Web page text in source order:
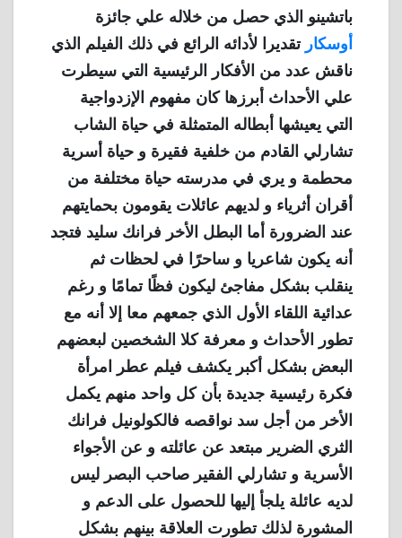
باتشينو الذي حصل من خلاله علي جائزة
أوسكار تقديرا لأدائه الرائع في ذلك الفيلم الذي
ناقش عدد من الأفكار الرئيسية التي سيطرت
علي الأحداث أبرزها كان مفهوم الإزدواجية
التي يعيشها أبطاله المتمثلة في حياة الشاب
تشارلي القادم من خلفية فقيرة و حياة أسرية
محطمة و يري في مدرسته حياة مختلفة من
أقران أثرياء و لديهم عائلات يقومون بحمايتهم
عند الضرورة أما البطل الأخر فرانك سليد فتجد
أنه يكون شاعريا و ساحرًا في لحظات ثم
ينقلب بشكل مفاجئ ليكون فظًا تمامًا و رغم
عدائية اللقاء الأول الذي جمعهم معا إلا أنه مع
تطور الأحداث و معرفة كلا الشخصين لبعضهم
البعض بشكل أكبر يكشف فيلم عطر امرأة
فكرة رئيسية جديدة بأن كل واحد منهم يكمل
الأخر من أجل سد نواقصه فالكولونيل فرانك
الثري الضرير مبتعد عن عائلته و عن الأجواء
الأسرية و تشارلي الفقير صاحب البصر ليس
لديه عائلة يلجأ إليها للحصول على الدعم و
المشورة لذلك تطورت العلاقة بينهم بشكل